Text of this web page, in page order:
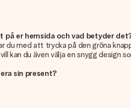
på er hemsida och vad betyder
du med att trycka på den gröna
kan du även välja en snygg design
sin present?